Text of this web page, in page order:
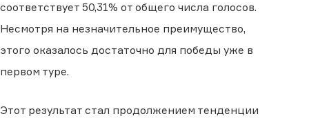
соответствует 50,31% от общего числа голосов.
Несмотря на незначительное преимущество,
этого оказалось достаточно для победы уже в
первом туре.
Этот результат стал продолжением тенденции